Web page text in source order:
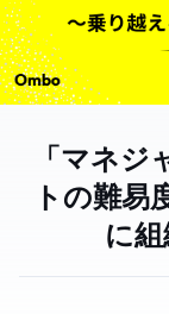
「マネジ
トの難易
に